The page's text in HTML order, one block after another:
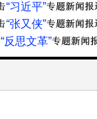
“习近平”
“张又侠”
“反思文革”